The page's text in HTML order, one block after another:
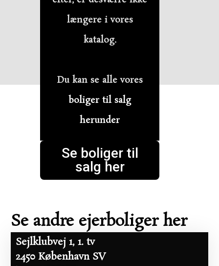
længere i vores
katalog.
Du kan se alle vores
boliger til salg
herunder
Se boliger til
salg her
Se andre ejerboliger her
Sejlklubvej 1, 1. tv
2450 København SV